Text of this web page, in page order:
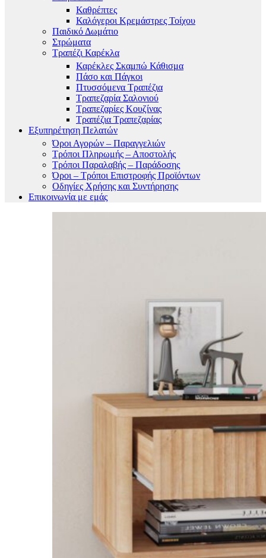
Καθρέπτες
Καλόγεροι Κρεμάστρες Τοίχου
Παιδικό Δωμάτιο
Στρώματα
Τραπέζι Καρέκλα
Καρέκλες Σκαμπώ Κάθισμα
Πάσο και Πάγκοι
Πτυσσόμενα Τραπέζια
Τραπεζαρία Σαλονιού
Τραπεζαρίες Κουζίνας
Τραπέζια Τραπεζαρίας
Εξυπηρέτηση Πελατών
Όροι Αγορών – Παραγγελιών
Τρόποι Πληρωμής – Αποστολής
Τρόποι Παραλαβής – Παράδοσης
Όροι – Τρόποι Επιστροφής Προϊόντων
Οδηγίες Χρήσης και Συντήρησης
Επικοινωνία με εμάς